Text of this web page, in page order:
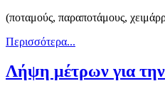
(ποταμούς, παραποτάμους,
Περισσότερα...
Λήψη μέτρων για